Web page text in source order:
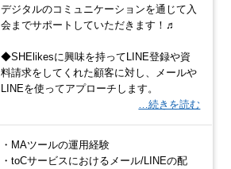
デジタルのコミュニケーションを通じて入
会までサポートしていただきます！♬
◆SHElikesに興味を持ってLINE登録や資
料請求をしてくれた顧客に対し、メールや
LINEを使ってアプローチします。
…続きを読む
・MAツールの運用経験
・toCサービスにおけるメール/LINEの配